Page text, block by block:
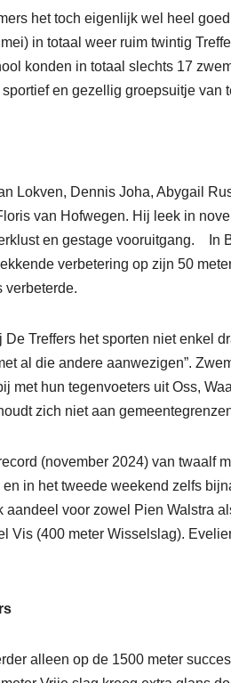
het toch eigenlijk wel heel
in totaal weer ruim twintig
konden in totaal slechts 17
en gezellig groepsuitje van
Lokven, Dennis Joha, Abygail
van Hofwegen. Hij leek in
en gestage vooruitgang. In
verbetering op zijn 50
verbeterde.
Treffers het sporten niet enkel
al die andere aanwezigen”.
met hun tegenvoeters uit Oss,
zich niet aan
(november 2024) van twaalf
in het tweede weekend zelfs
voor zowel Pien Walstra
Vis (400 meter Wisselslag).
alleen op de 1500 meter